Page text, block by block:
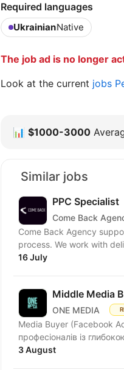
Required languages
UkrainianNative
The job ad is no longer
Look at the current jobs
📊 $1000-3000
Similar jobs
PPC Specialist
Come Back
Come Back Agency
process. We work with
16 July
Middle Media
ONE MEDIA
Media Buyer (Facebook
професіоналів із
3 August